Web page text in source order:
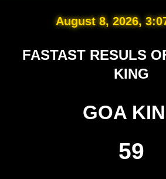
August 8, 2026,
FASTAST RESULS
KING
GOA
59